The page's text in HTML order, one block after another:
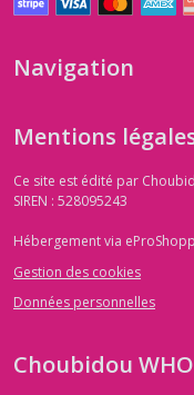
Navigation
Mentions
Ce site est édité par
SIREN : 528095243
Hébergement via
Gestion des cookies
Données personnelles
Choubidou